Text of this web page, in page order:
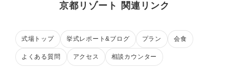
京都リゾート 関連リンク
式場トップ 挙式レポート&ブログ プラン 会食
よくある質問 アクセス 相談カウンター